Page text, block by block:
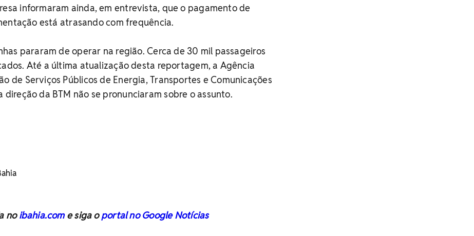
informaram ainda, em entrevista, que o pagamento de
está atrasando com frequência.
pararam de operar na região. Cerca de 30 mil passageiros
Até a última atualização desta reportagem, a Agência
de Serviços Públicos de Energia, Transportes e Comunicações
direção da BTM não se pronunciaram sobre o assunto.
noibahia.come siga oportal no Google Notícias